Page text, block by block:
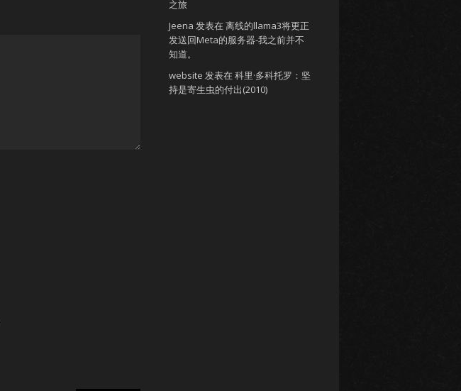
之旅
Jeena 发表在 离线的llama3将更正
发送回Meta的服务器-我之前并不
知道。
website 发表在 科里·多科托罗：坚
持是寄生虫的付出(2010)